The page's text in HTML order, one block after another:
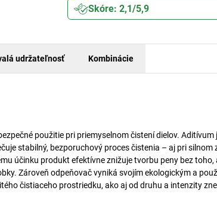
Skóre: 2,1/5,9
udržateľnosť Kombinácie
použitie pri priemyselnom čistení dielov.
stabilný, bezporuchový proces čistenia – aj pri silnom
účinku produkt efektívne znižuje tvorbu peny bez
Zároveň odpeňovač vyniká svojím ekologickým a
čistiaceho prostriedku, ako aj od druhu a intenzity